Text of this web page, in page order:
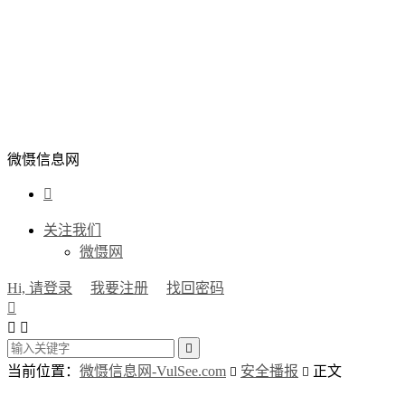
微慑信息网

关注我们
微慑网
Hi, 请登录 我要注册
找回密码

 

当前位置： 微慑信息网-VulSee.com  安全播报  正文